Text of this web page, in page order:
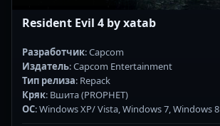
Resident Evil 4 by xatab
Разработчик: Capcom
Издатель: Capcom Entertainment
Тип релиза: Repack
Кряк: Вшита (PROPHET)
ОС: Windows XP/ Vista, Windows 7, Windows 8